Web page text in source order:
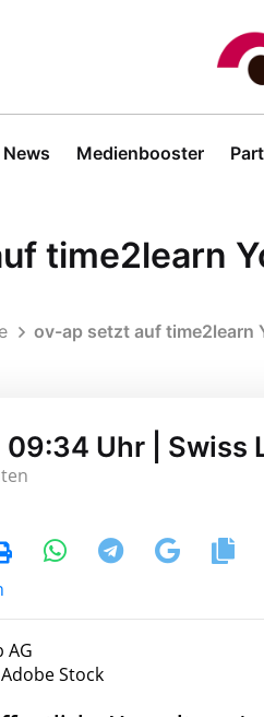
News Medienbooster
time2learn
ov-ap setzt auf time2learn
Uhr | Swiss
Stock